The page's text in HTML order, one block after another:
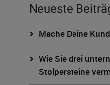
Neueste
Mache Deine
Wie Sie drei
Stolpersteine